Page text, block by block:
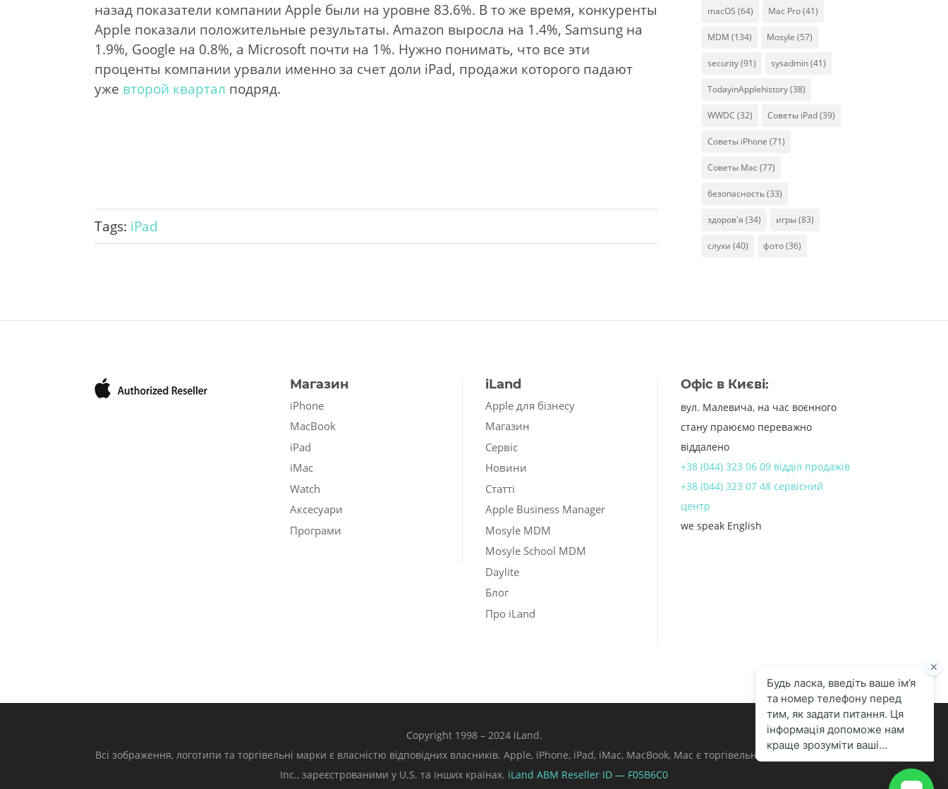
назад показатели компании Apple были на уровне 83.6%. В то же время, конкуренты
Apple показали положительные результаты. Amazon выросла на 1.4%, Samsung на
1.9%, Google на 0.8%, а Microsoft почти на 1%. Нужно понимать, что все эти
проценты компании урвали именно за счет доли iPad, продажи которого падают
уже второй квартал подряд.
Tags: iPad
macOS (64) Mac Pro(41)
MDM (134) Mosyle (57)
security(91) sysadmin(41)
TodayinApplehistory(38)
WWDC (32) Советы iPad(39)
Советы iPhone (71)
Советы Mac (77)
безопасность(33)
здоров'я (34) игры(83)
слухи (40) фото(36)
Магазин
iPhone
MacBook
iPad
iMac
Watch
Аксесуари
Програми
iLand
Apple для бізнесу
Магазин
Сервіс
Новини
Статті
Apple Business Manager
Mosyle MDM
Mosyle School MDM
Daylite
Блог
Про iLand
Офіс в Києві:
вул. Малевича, на час воєнного
стану праюємо переважно
віддалено
+38 (044) 323 06 09 відділ продажів
+38 (044) 323 07 48 сервісний
центр
we speak English
Copyright 1998 – 2024 iLand.
Всі зображення, логотипи та торгівельні марки є власністю відповідних власників. Apple, iPhone, iPad, iMac, MacBook, Mac є торгівельними марками Apple
Inc., зареєстрованими у U.S. та інших країнах. iLand ABM Reseller ID — F05B6C0